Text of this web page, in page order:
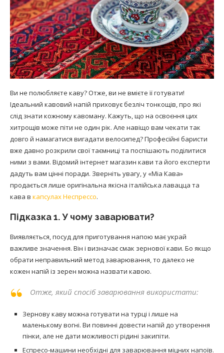
Ви не полюбляєте каву? Отже, ви не вмієте її готувати!
Ідеальний кавовий напій приховує безліч тонкощів, про які
слід знати кожному кавоману. Кажуть, що на освоєння цих
хитрощів може піти не один рік. Але навіщо вам чекати так
довго й намагатися вигадати велосипед? Професійні баристи
вже давно розкрили свої таємниці та поспішають поділитися
ними з вами. Відомий інтернет магазин кави та його експерти
дадуть вам цінні поради. Зверніть увагу, у «Міа Кава»
продається лише оригінальна якісна італійська лавацца та
кава в капсулах Неспрессо.
Підказка 1. У чому заварювати?
Виявляється, посуд для приготування напою має украй
важливе значення. Він і визначає смак зернової кави. Бо якщо
обрати неправильний метод заварювання, то далеко не
кожен напій із зерен можна назвати кавою.
Отже, який спосіб заварювання використати:
Зернову каву можна готувати на турці і лише на
маленькому вогні. Ви повинні довести напій до утворення
пінки, але не дати можливості рідині закипіти.
Еспресо-машини необхідні для заварювання міцних напоїв.